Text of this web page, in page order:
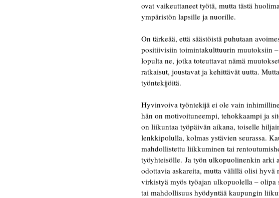
ovat vaikeuttaneet työtä, mutta tästä
ympäristön lapsille ja nuorille.
On tärkeää, että säästöistä puhutaan
positiivisiin toimintakulttuurin muutoksiin
lopulta ne, jotka toteuttavat nämä
ratkaisut, joustavat ja kehittävät uutta.
työntekijöitä.
Hyvinvoiva työntekijä ei ole vain
hän on motivoituneempi, tehokkaampi ja
on liikuntaa työpäivän aikana, toiselle
lenkkipolulla, kolmas ystävien seurassa.
mahdollistettu liikkuminen tai
työyhteisölle. Ja työn ulkopuolinenkin arki
odottavia askareita, mutta välillä olisi
virkistyä myös työajan ulkopuolella –
tai mahdollisuus hyödyntää kaupungin